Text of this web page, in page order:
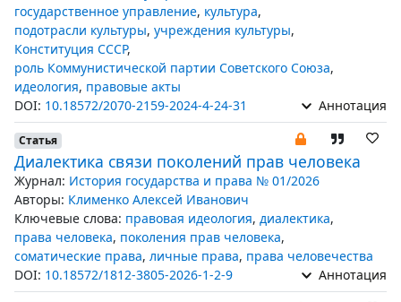
государственное управление, культура,
подотрасли культуры, учреждения культуры,
Конституция СССР,
роль Коммунистической партии Советского Союза,
идеология, правовые акты
DOI: 10.18572/2070-2159-2024-4-24-31 Аннотация
Статья
Диалектика связи поколений прав человека
Журнал: История государства и права № 01/2026
Авторы: Клименко Алексей Иванович
Ключевые слова: правовая идеология, диалектика,
права человека, поколения прав человека,
соматические права, личные права, права человечества
DOI: 10.18572/1812-3805-2026-1-2-9 Аннотация